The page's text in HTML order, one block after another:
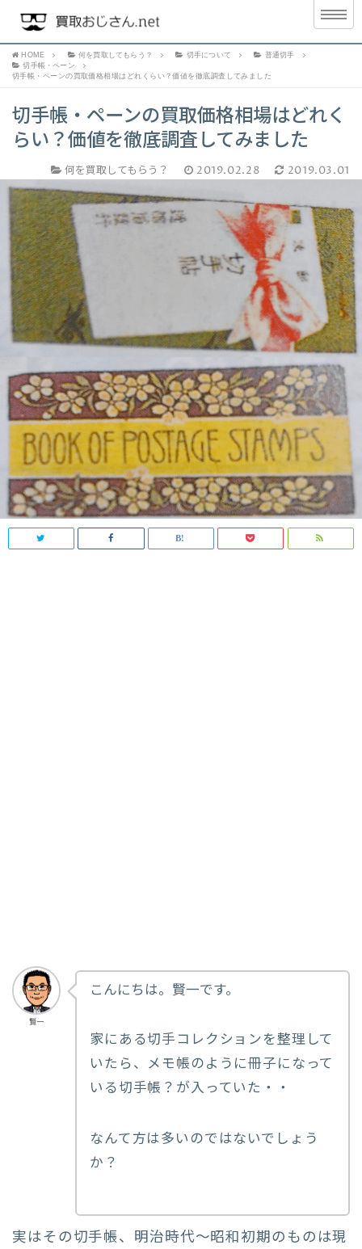
HOME 何を買取してもらう？ 切手について
普通切手
切手帳・ペーン
切手帳・ペーンの買取価格相場はどれくらい？価値を徹底調査してみました
切手帳・ペーンの買取価格相場はどれく
らい？価値を徹底調査してみました
何を買取してもらう？ 2019.02.28 2019.03.01
賢一
こんにちは。賢一です。
家にある切手コレクションを整理して
いたら、メモ帳のように冊子になって
いる切手帳？が入っていた・・
なんて方は多いのではないでしょう
か？
実はその切手帳、明治時代～昭和初期のものは現